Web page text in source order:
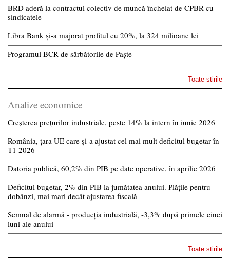
BRD aderă la contractul colectiv de muncă încheiat de CPBR cu
sindicatele
Libra Bank și-a majorat profitul cu 20%, la 324 milioane lei
Programul BCR de sărbătorile de Paște
Toate stirile
Analize economice
Creșterea prețurilor industriale, peste 14% la intern în iunie 2026
România, țara UE care și-a ajustat cel mai mult deficitul bugetar în
T1 2026
Datoria publică, 60,2% din PIB pe date operative, în aprilie 2026
Deficitul bugetar, 2% din PIB la jumătatea anului. Plățile pentru
dobânzi, mai mari decât ajustarea fiscală
Semnal de alarmă - producția industrială, -3,3% după primele cinci
luni ale anului
Toate stirile